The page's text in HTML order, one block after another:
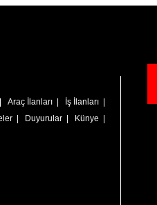
Araç İlanları İş İlanları
Duyurular Künye